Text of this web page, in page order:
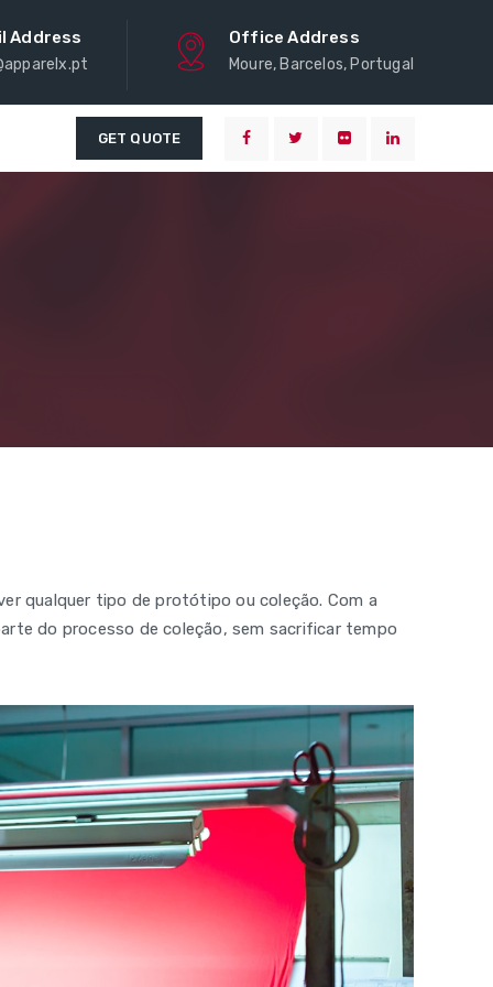
Address Office Address
Moure, Barcelos, Portugal
GET QUOTE
qualquer tipo de protótipo ou coleção. Com a
do processo de coleção, sem sacrificar tempo